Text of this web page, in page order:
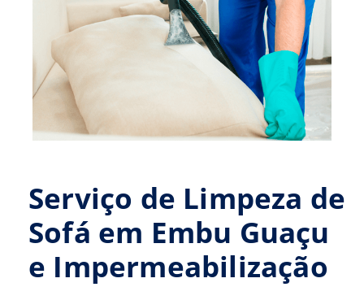
Serviço de Limpeza de
Sofá em Embu Guaçu
e Impermeabilização